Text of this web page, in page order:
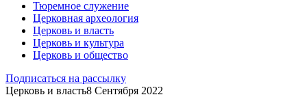
Тюремное служение
Церковная археология
Церковь и власть
Церковь и культура
Церковь и общество
Подписаться на рассылку
Церковь и власть8 Сентября 2022